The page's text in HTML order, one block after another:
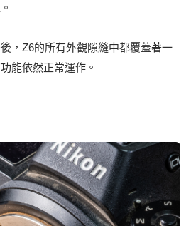
，Z6的所有外觀隙縫中都覆蓋著一
能依然正常運作。